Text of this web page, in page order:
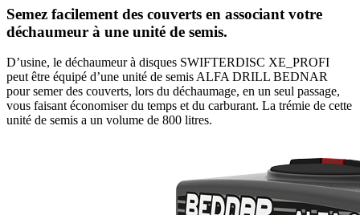
Semez facilement des couverts en associant votre
déchaumeur à une unité de semis.
D’usine, le déchaumeur à disques SWIFTERDISC XE_PROFI
peut être équipé d’une unité de semis ALFA DRILL BEDNAR
pour semer des couverts, lors du déchaumage, en un seul passage,
vous faisant économiser du temps et du carburant. La trémie de cette
unité de semis a un volume de 800 litres.